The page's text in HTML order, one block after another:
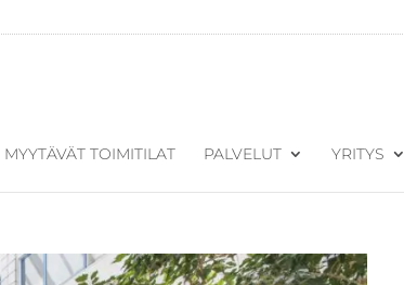
MYYTÄVÄT TOIMITILAT PALVELUT YRITYS